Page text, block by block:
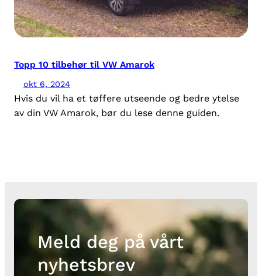
Topp 10 tilbehør til VW Amarok
okt 6, 2024
Hvis du vil ha et tøffere utseende og bedre ytelse
av din VW Amarok, bør du lese denne guiden.
Meld deg på vårt
nyhetsbrev